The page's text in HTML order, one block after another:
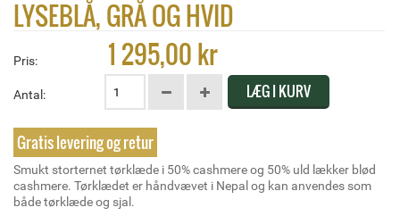
LYSEBLÅ, GRÅ OG HVID
Pris: 1 295,00 kr
Antal: LÆG I KURV
Gratis levering og retur
Smukt storternet tørklæde i 50% cashmere og 50% uld lækker blød
cashmere. Tørklædet er håndvævet i Nepal og kan anvendes som
både tørklæde og sjal.